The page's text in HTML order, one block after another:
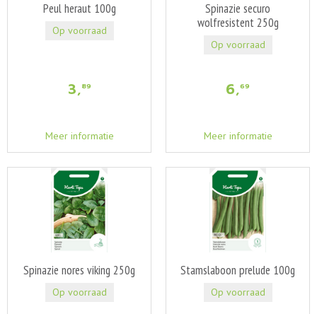
Peul heraut 100g
3,89
Meer informatie
Op voorraad
Spinazie securo
wolfresistent 250g
6,69
Meer informatie
Op voorraad
Spinazie nores viking 250g
Op voorraad
Stamslaboon prelude 100g
Op voorraad